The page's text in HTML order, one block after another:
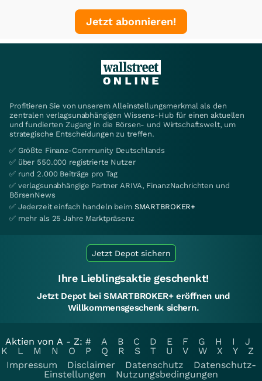
Jetzt abonnieren!
Profitieren Sie von unserem Alleinstellungsmerkmal als den
zentralen verlagsunabhängigen Wissens-Hub für einen aktuellen
und fundierten Zugang in die Börsen- und Wirtschaftswelt, um
strategische Entscheidungen zu treffen.
✅ Größte Finanz-Community Deutschlands
✅ über 550.000 registrierte Nutzer
✅ rund 2.000 Beiträge pro Tag
✅ verlagsunabhängige Partner ARIVA, FinanzNachrichten und
BörsenNews
✅ Jederzeit einfach handeln beim SMARTBROKER+
✅ mehr als 25 Jahre Marktpräsenz
Jetzt Depot sichern
Ihre Lieblingsaktie geschenkt!
Jetzt Depot bei SMARTBROKER+ eröffnen und
Willkommensgeschenk sichern.
Aktien von A - Z: # A B C D E F G H I
J
K
L M N O P Q R S T U V W X Y
Z
Impressum
Disclaimer Datenschutz
Datenschutz-
Einstellungen
Nutzungsbedingungen